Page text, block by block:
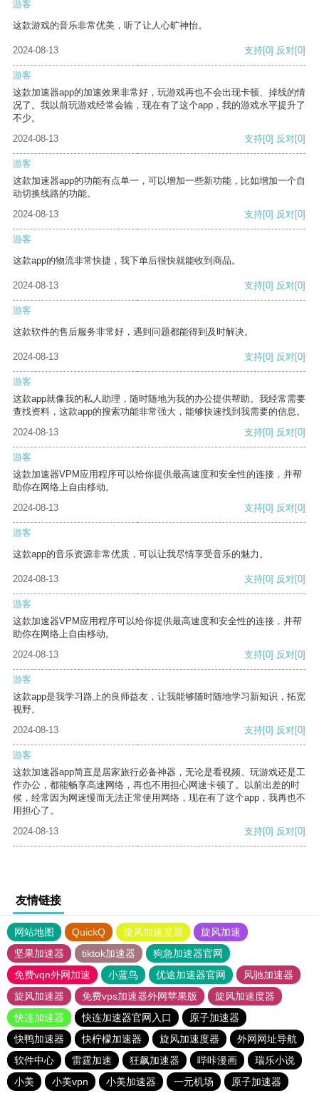
游客
这款游戏的音乐非常优美，听了让人心旷神怡。
2024-08-13 支持[0] 反对[0]
游客
这款加速器app的加速效果非常好，玩游戏再也不会出现卡顿、掉线的情
况了。我以前玩游戏经常会输，现在有了这个app，我的游戏水平提升了
不少。
2024-08-13
支持[0] 反对[0]
游客
这款加速器app的功能有点单一，可以增加一些新功能，比如增加一个自
动切换线路的功能。
2024-08-13
支持[0] 反对[0]
游客
这款app的物流非常快捷，我下单后很快就能收到商品。
2024-08-13 支持[0] 反对[0]
游客
这款软件的售后服务非常好，遇到问题都能得到及时解决。
2024-08-13 支持[0] 反对[0]
游客
这款app就像我的私人助理，随时随地为我的办公提供帮助。我经常需要
查找资料，这款app的搜索功能非常强大，能够快速找到我需要的信息。
2024-08-13
支持[0] 反对[0]
游客
这款加速器VPM应用程序可以给你提供最高速度和安全性的连接，并帮
助你在网络上自由移动。
2024-08-13
支持[0] 反对[0]
游客
这款app的音乐资源非常优质，可以让我尽情享受音乐的魅力。
2024-08-13 支持[0] 反对[0]
游客
这款加速器VPM应用程序可以给你提供最高速度和安全性的连接，并帮
助你在网络上自由移动。
2024-08-13
支持[0] 反对[0]
游客
这款app是我学习路上的良师益友，让我能够随时随地学习新知识，拓宽
视野。
2024-08-13
支持[0] 反对[0]
游客
这款加速器app简直是居家旅行必备神器，无论是看视频、玩游戏还是工
作办公，都能畅享高速网络，再也不用担心网速卡顿了。以前出差的时
候，经常因为网速慢而无法正常使用网络，现在有了这个app，我再也不
用担心了。
2024-08-13
支持[0] 反对[0]
友情链接
网站地图 QuickQ 旋风加速度器
旋风加速
坚果加速器
tiktok加速器
狗急加速器官网
免费vqn外网加速
小蓝鸟 优途加速器官网
风驰加速器
旋风加速器
免费vps加速器外网苹果版
旋风加速度器
快连加速器
快连加速器官网入口
原子加速器
快鸭加速器
快柠檬加速器 旋风加速度器
外网网址导航
软件中心
雷霆加速 狂飙加速器 哔咔漫画
瑞乐小说
小美
小美vpn 小美加速器 一元机场 原子加速器